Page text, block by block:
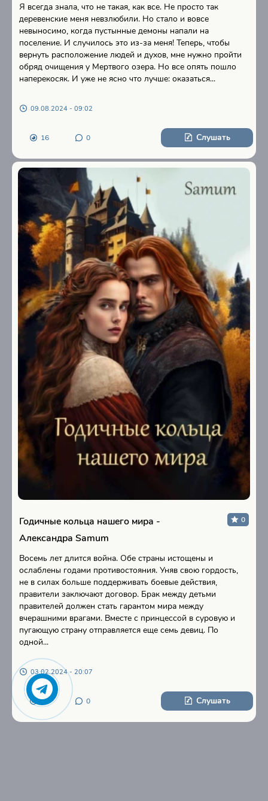
Я всегда знала, что не такая, как все. Не просто так
деревенские меня невзлюбили. Но стало и вовсе
невыносимо, когда пустынные демоны напали на
поселение. И случилось это из-за меня! Теперь, чтобы
вернуть расположение людей и духов, мне нужно пройти
обряд очищения у Мертвого озера. Но все опять пошло
наперекосяк. И уже не ясно что лучше: оказаться...
09.08.2024 - 09:02
16 0 Слушать
Годичные кольца нашего мира -
Александра Samum
0
Восемь лет длится война. Обе страны истощены и
ослаблены годами противостояния. Уняв свою гордость,
не в силах больше поддерживать боевые действия,
правители заключают договор. Брак между детьми
правителей должен стать гарантом мира между
вчерашними врагами. Вместе с принцессой в суровую и
пугающую страну отправляется еще семь девиц. По
одной...
03.02.2024 - 20:07
16 0 Слушать